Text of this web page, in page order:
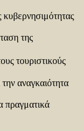
κυβερνησιμότητας
της
τουριστικούς
αναγκαιότητα
πραγματικά